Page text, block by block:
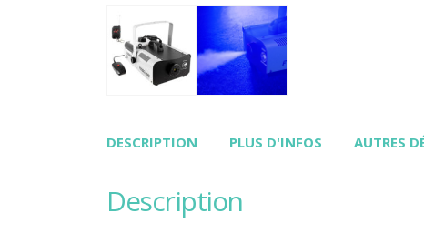
DESCRIPTION PLUS D'INFOS AUTRES
description